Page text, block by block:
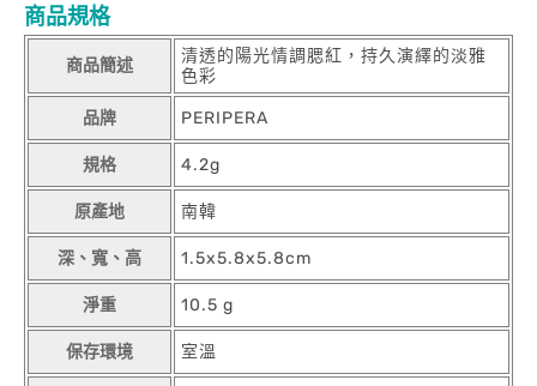
商品規格
商品簡述
清透的陽光情調腮紅，持久演繹的淡雅
色彩
品牌 PERIPERA
規格 4.2g
原產地 南韓
深、寬、高 1.5x5.8x5.8cm
淨重 10.5 g
保存環境 室溫